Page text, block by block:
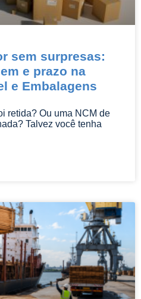
sem surpresas:
e prazo na
e Embalagens
retida? Ou uma NCM de
Talvez você tenha